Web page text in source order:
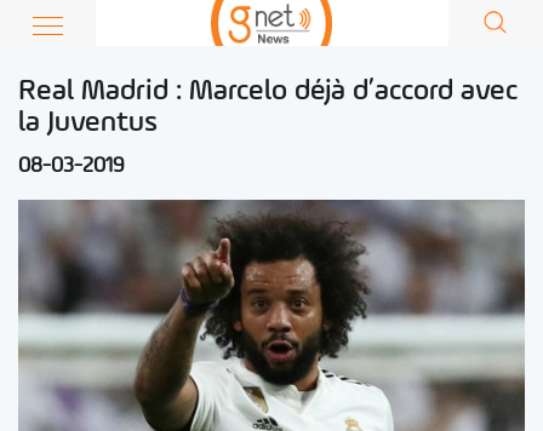
Real Madrid : Marcelo déjà d’accord avec
la Juventus
08-03-2019